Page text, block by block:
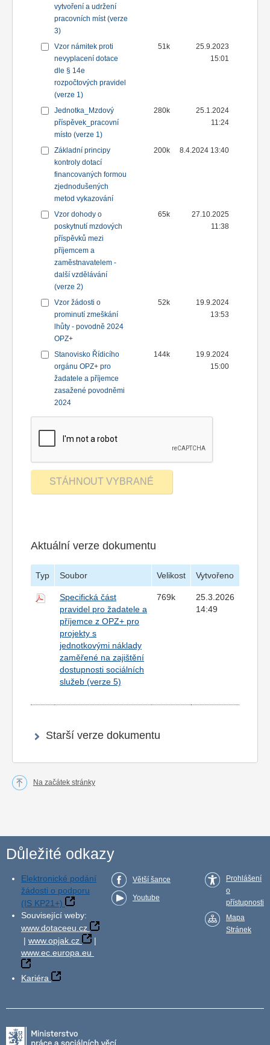
vytvoření a udržení
pracovních míst (verze
3)
Vzor námitek proti
nevyplacení dotace
dle § 14e
rozpočtových pravidel
(verze 1)
51k
25.9.2023
15:01
Jednotka_Mzdový
příspěvek_pracovní
místo (verze 1)
280k
25.1.2024
11:24
Základní principy
kontroly dotací
financovaných formou
zjednodušených
metod vykazování
200k 8.4.2024 13:40
Vzor dohody o
poskytnutí mzdových
příspěvků mezi
příjemcem a
zaměstnavatelem -
další vzdělávání
(verze 2)
65k
27.10.2025
11:38
Vzor žádosti o
prominutí zmeškání
lhůty - povodně 2024
OPZ+
52k
19.9.2024
13:53
Stanovisko Řídicího
orgánu OPZ+ pro
žadatele a příjemce
zasažené povodněmi
2024
144k
19.9.2024
15:00
Aktuální verze dokumentu
Typ Soubor Velikost Vytvořeno
Specifická část
pravidel pro žadatele a
příjemce z OPZ+ pro
projekty s
jednotkovými náklady
zaměřené na zajištění
dostupnosti sociálních
služeb (verze 5)
769k
25.3.2026
14:49
Starší verze dokumentu
Na začátek stránky
Důležité odkazy
Elektronické podání
žádosti o podporu
(IS KP21+)
Související weby:
www.dotaceeu.cz
| www.opjak.cz
|
www.ec.europa.eu
Kariéra
Větší šance
Youtube
Prohlášení
o
přístupnosti
Mapa
Stránek